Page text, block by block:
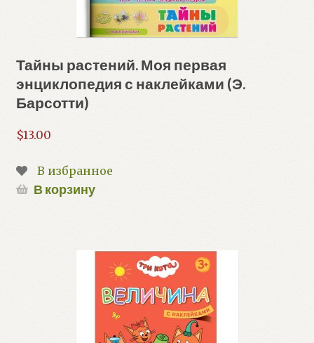
Тайны растений. Моя первая
энциклопедия с наклейками (Э.
Барсотти)
$13.00
В избранное
В корзину